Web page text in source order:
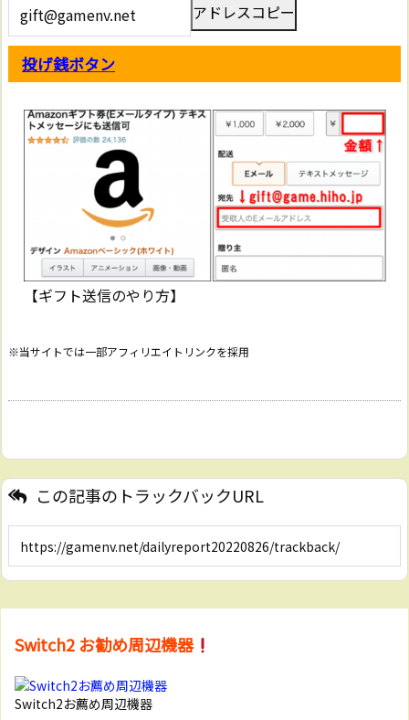
アドレスコピー
投げ銭ボタン
【ギフト送信のやり方】
※当サイトでは一部アフィリエイトリンクを採用
この記事のトラックバックURL
Switch2 お勧め周辺機器
Switch2お薦め周辺機器